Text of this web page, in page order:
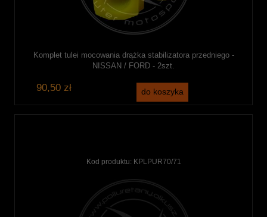
Komplet tulei mocowania drążka stabilizatora przedniego -
NISSAN / FORD - 2szt.
90,50 zł do koszyka
Kod produktu: KPLPUR70/71